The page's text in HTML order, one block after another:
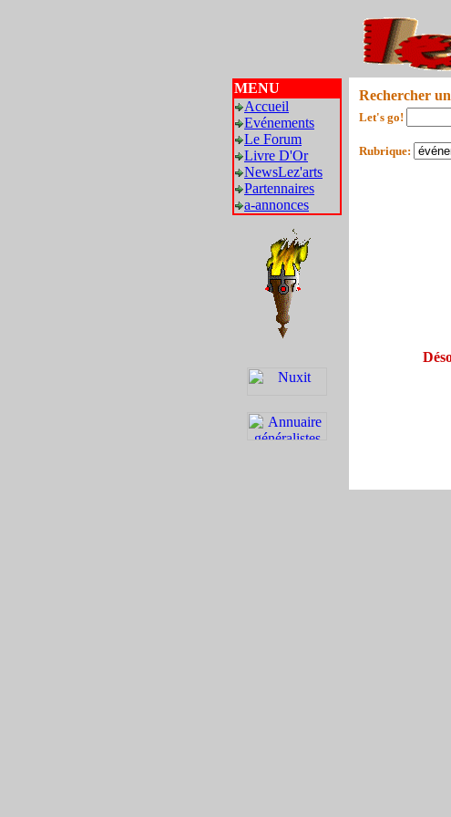
MENU
Accueil
Evénements
Le Forum
Livre D'Or
NewsLez'arts
Partennaires
a-annonces
Rechercher
Let's go!
Rubrique: